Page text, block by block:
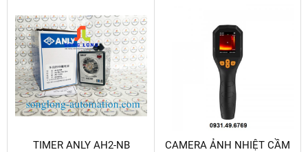
TIMER ANLY AH2-NB
CAMERA ẢNH NHIỆT CẦM